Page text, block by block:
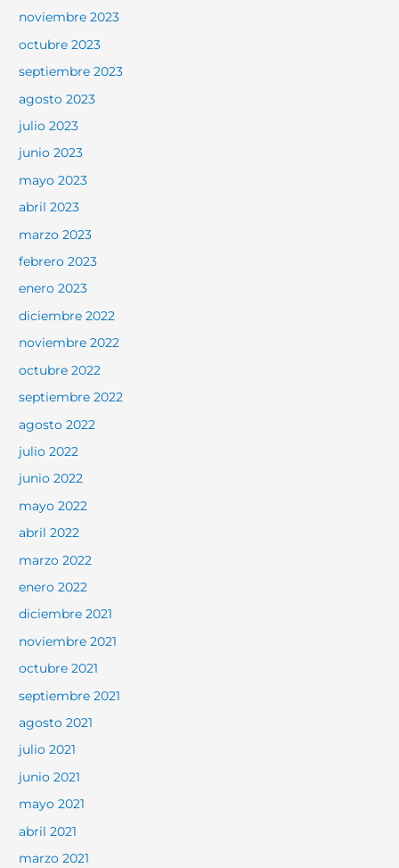
noviembre 2023
octubre 2023
septiembre 2023
agosto 2023
julio 2023
junio 2023
mayo 2023
abril 2023
marzo 2023
febrero 2023
enero 2023
diciembre 2022
noviembre 2022
octubre 2022
septiembre 2022
agosto 2022
julio 2022
junio 2022
mayo 2022
abril 2022
marzo 2022
enero 2022
diciembre 2021
noviembre 2021
octubre 2021
septiembre 2021
agosto 2021
julio 2021
junio 2021
mayo 2021
abril 2021
marzo 2021